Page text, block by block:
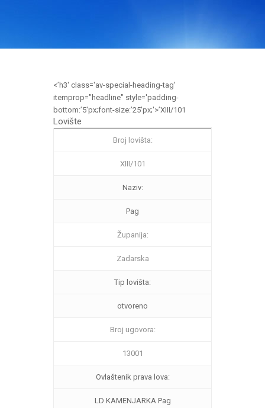
<’h3′ class='av-special-heading-tag'
itemprop="headline" style='padding-
bottom:’5′px;font-size:’25′px;'>’XIII/101
Lovište
Broj lovišta:
XIII/101
Naziv:
Pag
Županija:
Zadarska
Tip lovišta:
otvoreno
Broj ugovora:
13001
Ovlaštenik prava lova:
LD KAMENJARKA Pag